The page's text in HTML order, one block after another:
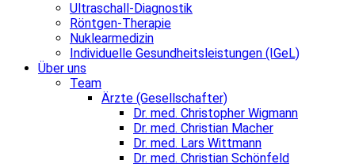
Ultraschall-Diagnostik
Röntgen-Therapie
Nuklearmedizin
Individuelle Gesundheitsleistungen (IGeL)
Über uns
Team
Ärzte (Gesellschafter)
Dr. med. Christopher Wigmann
Dr. med. Christian Macher
Dr. med. Lars Wittmann
Dr. med. Christian Schönfeld